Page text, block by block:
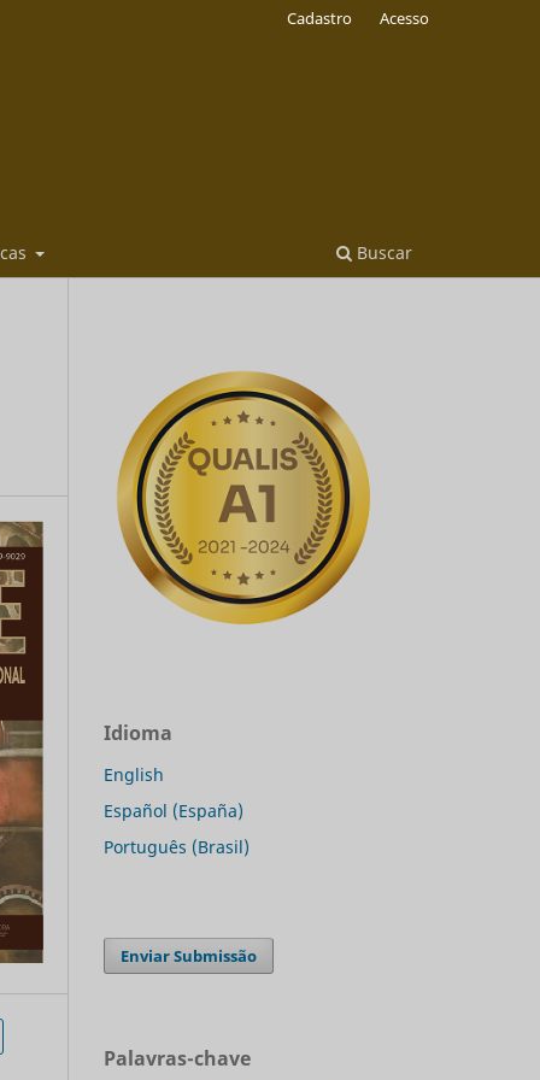
Buscar
Cadastro Acesso
Idioma
English
Español (España)
Português (Brasil)
Enviar Submissão
Palavras-chave